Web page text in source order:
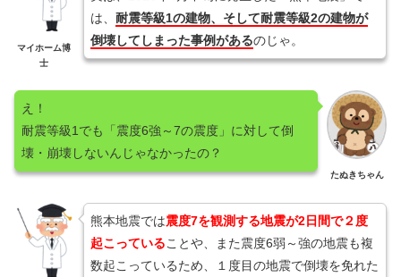
マイホーム博
士
は、 耐震等級1の建物、そして耐震等級2の建物が
倒壊してしまった事例があるのじゃ。
たぬきちゃん
え！
耐震等級1でも「震度6強～7の震度」に対して倒
壊・崩壊しないんじゃなかったの？
熊本地震では震度7を観測する地震が2日間で２度
起こっていることや、また震度6弱～強の地震も複
数起こっているため、１度目の地震で倒壊を免れた